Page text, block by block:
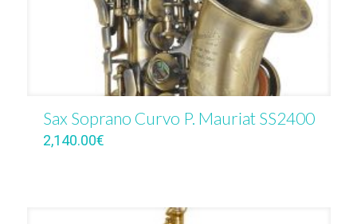
Sax Soprano Curvo P. Mauriat SS2400
2,140.00€